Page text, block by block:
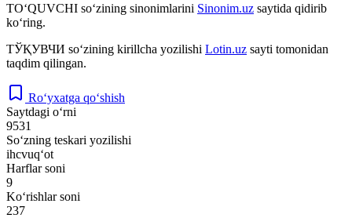
TO‘QUVCHI so‘zining sinonimlarini Sinonim.uz saytida qidirib
ko‘ring.
ТЎҚУВЧИ so‘zining kirillcha yozilishi Lotin.uz sayti tomonidan
taqdim qilingan.
Ro‘yxatga qo‘shish
Saytdagi o‘rni
9531
So‘zning teskari yozilishi
ihcvuq‘ot
Harflar soni
9
Ko‘rishlar soni
237